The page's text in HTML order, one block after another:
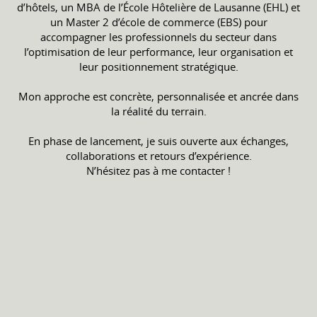
d’hôtels, un MBA de l’École Hôtelière de Lausanne (EHL) et
un Master 2 d’école de commerce (EBS) pour
accompagner les professionnels du secteur dans
l’optimisation de leur performance, leur organisation et
leur positionnement stratégique.
Mon approche est concrète, personnalisée et ancrée dans
la réalité du terrain.
En phase de lancement, je suis ouverte aux échanges,
collaborations et retours d’expérience.
N’hésitez pas à me contacter !